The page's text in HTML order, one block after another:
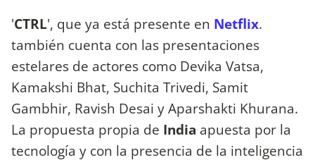
'CTRL', que ya está presente en Netflix.
también cuenta con las presentaciones
estelares de actores como Devika Vatsa,
Kamakshi Bhat, Suchita Trivedi, Samit
Gambhir, Ravish Desai y Aparshakti Khurana.
La propuesta propia de India apuesta por la
tecnología y con la presencia de la inteligencia